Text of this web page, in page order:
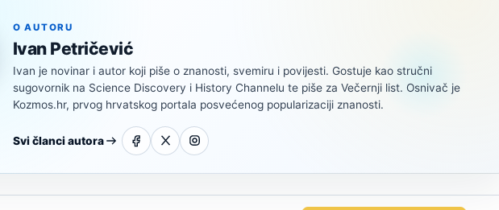
O AUTORU
Ivan Petričević
Ivan je novinar i autor koji piše o znanosti, svemiru i povijesti. Gostuje kao stručni
sugovornik na Science Discovery i History Channelu te piše za Večernji list. Osnivač je
Kozmos.hr, prvog hrvatskog portala posvećenog popularizaciji znanosti.
Svi članci autora